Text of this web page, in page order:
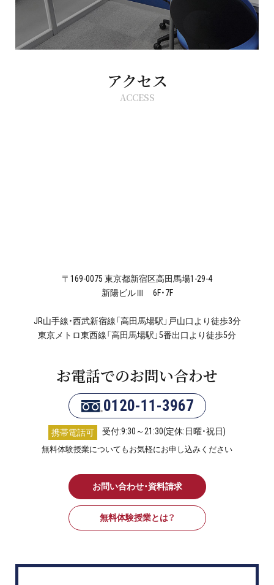
アクセス
ACCESS
〒169-0075 東京都新宿区高田馬場1-29-4
新陽ビルⅢ 6F・7F
JR山手線・西武新宿線「高田馬場駅」戸山口より徒歩3分
東京メトロ東西線「高田馬場駅」5番出口より徒歩5分
お電話でのお問い合わせ
0120-11-3967
携帯電話可 受付:9:30～21:30(定休:日曜・祝日)
無料体験授業についてもお気軽にお申し込みください
お問い合わせ・資料請求
無料体験授業とは？